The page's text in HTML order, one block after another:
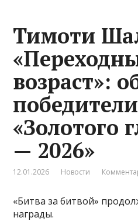
Тимоти
возраст»:
победители
«Золотого
— 2026»
12.01.2026 Новости
«Битва за битвой»
награды.